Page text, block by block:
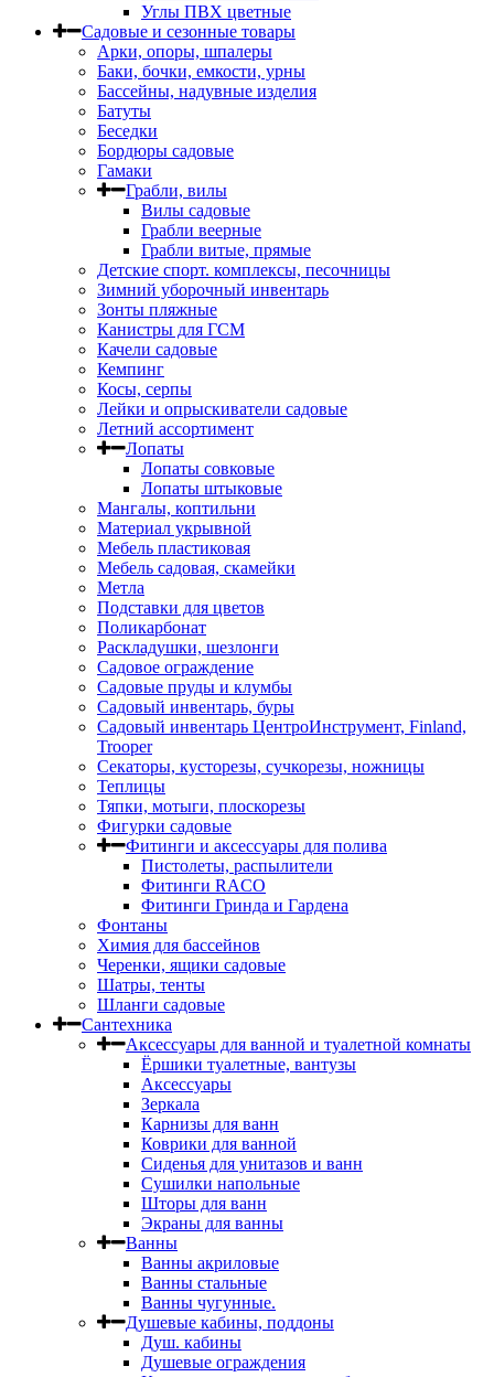
Углы ПВХ цветные
Садовые и сезонные товары
Арки, опоры, шпалеры
Баки, бочки, емкости, урны
Бассейны, надувные изделия
Батуты
Беседки
Бордюры садовые
Гамаки
Грабли, вилы
Вилы садовые
Грабли веерные
Грабли витые, прямые
Детские спорт. комплексы, песочницы
Зимний уборочный инвентарь
Зонты пляжные
Канистры для ГСМ
Качели садовые
Кемпинг
Косы, серпы
Лейки и опрыскиватели садовые
Летний ассортимент
Лопаты
Лопаты совковые
Лопаты штыковые
Мангалы, коптильни
Материал укрывной
Мебель пластиковая
Мебель садовая, скамейки
Метла
Подставки для цветов
Поликарбонат
Раскладушки, шезлонги
Садовое ограждение
Садовые пруды и клумбы
Садовый инвентарь, буры
Садовый инвентарь ЦентроИнструмент, Finland,
Trooper
Секаторы, кусторезы, сучкорезы, ножницы
Теплицы
Тяпки, мотыги, плоскорезы
Фигурки садовые
Фитинги и аксессуары для полива
Пистолеты, распылители
Фитинги RACO
Фитинги Гринда и Гардена
Фонтаны
Химия для бассейнов
Черенки, ящики садовые
Шатры, тенты
Шланги садовые
Сантехника
Аксессуары для ванной и туалетной комнаты
Ёршики туалетные, вантузы
Аксессуары
Зеркала
Карнизы для ванн
Коврики для ванной
Сиденья для унитазов и ванн
Сушилки напольные
Шторы для ванн
Экраны для ванны
Ванны
Ванны акриловые
Ванны стальные
Ванны чугунные.
Душевые кабины, поддоны
Душ. кабины
Душевые ограждения